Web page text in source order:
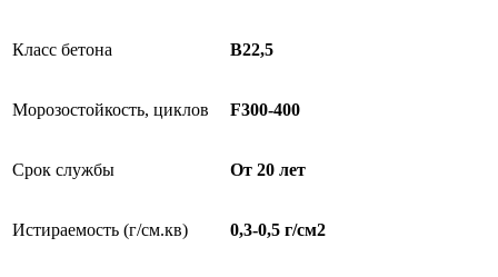
Класс бетона В22,5
Морозостойкость, циклов F300-400
Срок службы От 20 лет
Истираемость (г/см.кв) 0,3-0,5 г/см2